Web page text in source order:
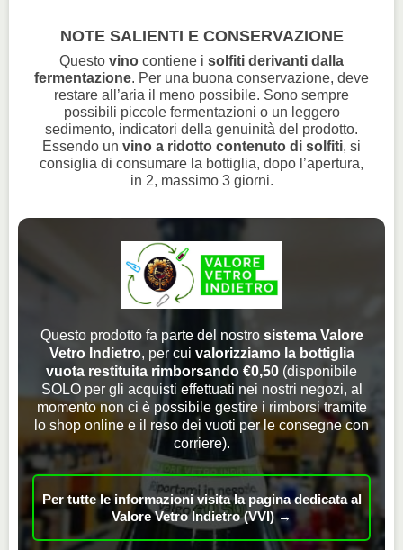
NOTE SALIENTI E CONSERVAZIONE
Questo vino contiene i solfiti derivanti dalla
fermentazione. Per una buona conservazione, deve
restare all’aria il meno possibile. Sono sempre
possibili piccole fermentazioni o un leggero
sedimento, indicatori della genuinità del prodotto.
Essendo un vino a ridotto contenuto di solfiti, si
consiglia di consumare la bottiglia, dopo l’apertura,
in 2, massimo 3 giorni.
Questo prodotto fa parte del nostro sistema Valore
Vetro Indietro, per cui valorizziamo la bottiglia
vuota restituita rimborsando €0,50 (disponibile
SOLO per gli acquisti effettuati nei nostri negozi, al
momento non ci è possibile gestire i rimborsi tramite
lo shop online e il reso dei vuoti per le consegne con
corriere).
Per tutte le informazioni visita la pagina dedicata al
Valore Vetro Indietro (VVI) →